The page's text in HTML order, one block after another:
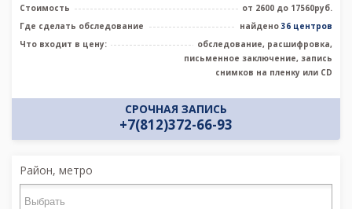
Стоимость
от 2600 до 17560руб.
Где сделать обследование
найдено 36 центров
Что входит в цену:
обследование, расшифровка,
письменное заключение, запись
снимков на пленку или CD
СРОЧНАЯ ЗАПИСЬ
+7(812)372-66-93
Район, метро